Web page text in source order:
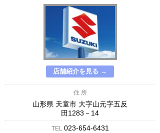
店舗紹介を見る →
住 所
山形県 天童市 大字山元字五反
田1283－14
TEL 023-654-6431